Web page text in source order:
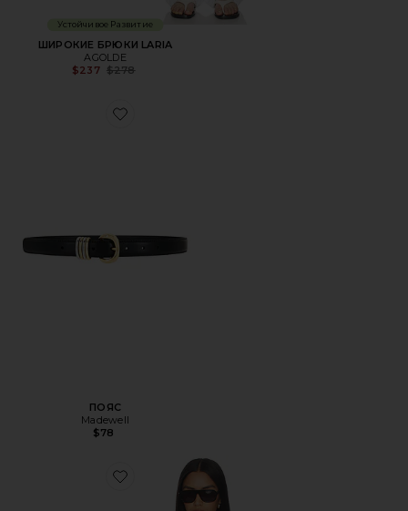
Устойчивое Развитие
ШИРОКИЕ БРЮКИ LARIA
AGOLDE
$237 Previous price:
$278
Favorite ПОЯС
ПОЯС
Madewell
$78
Favorite КЛАССИЧЕСКАЯ РУБАШКА